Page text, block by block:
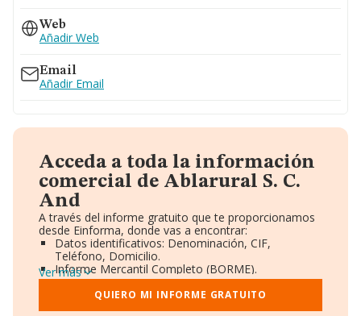
Web
Añadir Web
Email
Añadir Email
Acceda a toda la información
comercial de Ablarural S. C.
And
A través del informe gratuito que te proporcionamos
desde Einforma, donde vas a encontrar:
Datos identificativos: Denominación, CIF,
Teléfono, Domicilio.
Informe Mercantil Completo (BORME).
Gráficos de Evolución Ventas y Empleados.
Consejo de Administración y Administradores.
Directivos y Ejecutivos.
Ver más
QUIERO MI INFORME GRATUITO